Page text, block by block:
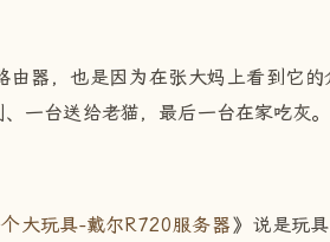
由器，也是因为在张大妈上看到它的
一台送给老猫，最后一台在家吃灰。
大玩具-戴尔R720服务器》说是玩